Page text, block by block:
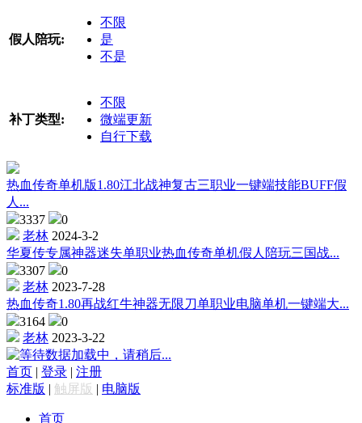
假人陪玩:
不限
是
不是
补丁类型:
不限
微端更新
自行下载
热血传奇单机版1.80江北战神复古三职业一键端技能BUFF假
人...
3337
0
老林 2024-3-2
华夏传专属神器迷失单职业热血传奇单机假人陪玩三国战...
3307
0
老林 2023-7-28
热血传奇1.80再战红牛神器无限刀单职业电脑单机一键端大...
3164
0
老林 2023-3-22
数据加载中，请稍后...
首页 | 登录 | 注册
标准版 | 触屏版 | 电脑版
首页